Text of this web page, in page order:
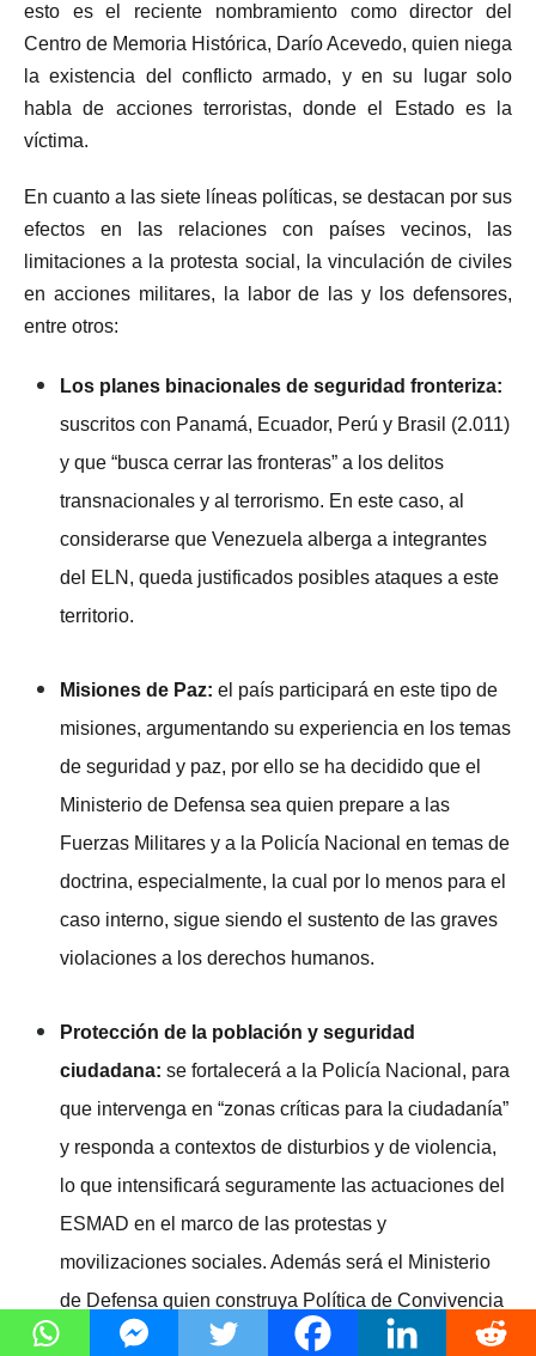
esto es el reciente nombramiento como director del
Centro de Memoria Histórica, Darío Acevedo, quien niega
la existencia del conflicto armado, y en su lugar solo
habla de acciones terroristas, donde el Estado es la
víctima.
En cuanto a las siete líneas políticas, se destacan por sus
efectos en las relaciones con países vecinos, las
limitaciones a la protesta social, la vinculación de civiles
en acciones militares, la labor de las y los defensores,
entre otros:
Los planes binacionales de seguridad fronteriza:
suscritos con Panamá, Ecuador, Perú y Brasil (2.011)
y que “busca cerrar las fronteras” a los delitos
transnacionales y al terrorismo. En este caso, al
considerarse que Venezuela alberga a integrantes
del ELN, queda justificados posibles ataques a este
territorio.
Misiones de Paz: el país participará en este tipo de
misiones, argumentando su experiencia en los temas
de seguridad y paz, por ello se ha decidido que el
Ministerio de Defensa sea quien prepare a las
Fuerzas Militares y a la Policía Nacional en temas de
doctrina, especialmente, la cual por lo menos para el
caso interno, sigue siendo el sustento de las graves
violaciones a los derechos humanos.
Protección de la población y seguridad
ciudadana: se fortalecerá a la Policía Nacional, para
que intervenga en “zonas críticas para la ciudadanía”
y responda a contextos de disturbios y de violencia,
lo que intensificará seguramente las actuaciones del
ESMAD en el marco de las protestas y
movilizaciones sociales. Además será el Ministerio
de Defensa quien construya Política de Convivencia
y Seguridad Ciudadana, actividad que debería ser